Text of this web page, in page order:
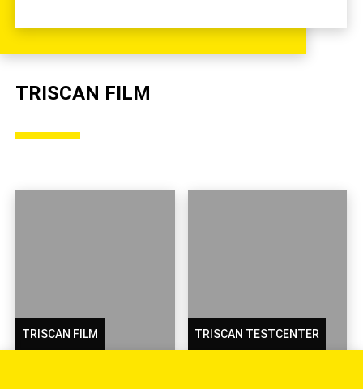
TRISCAN FILM
TRISCAN FILM TRISCAN TESTCENTER